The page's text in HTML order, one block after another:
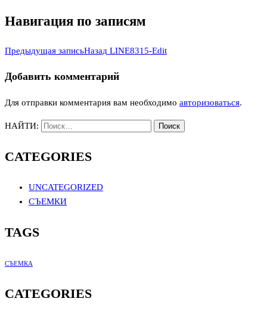
Навигация по записям
Предыдущая записьНазад LINE8315-Edit
Добавить комментарий
Для отправки комментария вам необходимо авторизоваться.
НАЙТИ:
CATEGORIES
UNCATEGORIZED
СЪЕМКИ
TAGS
СЪЕМКА
CATEGORIES